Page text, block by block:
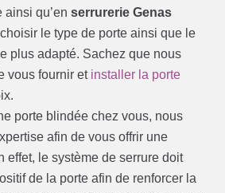
ainsi qu’enserrurerie Genas
le type de porte ainsi que le
plus adapté. Sachez que nous
vous fournir et installer la porte
porte blindée chez vous, nous
afin de vous offrir une
effet, le système de serrure doit
de la porte afin de renforcer la